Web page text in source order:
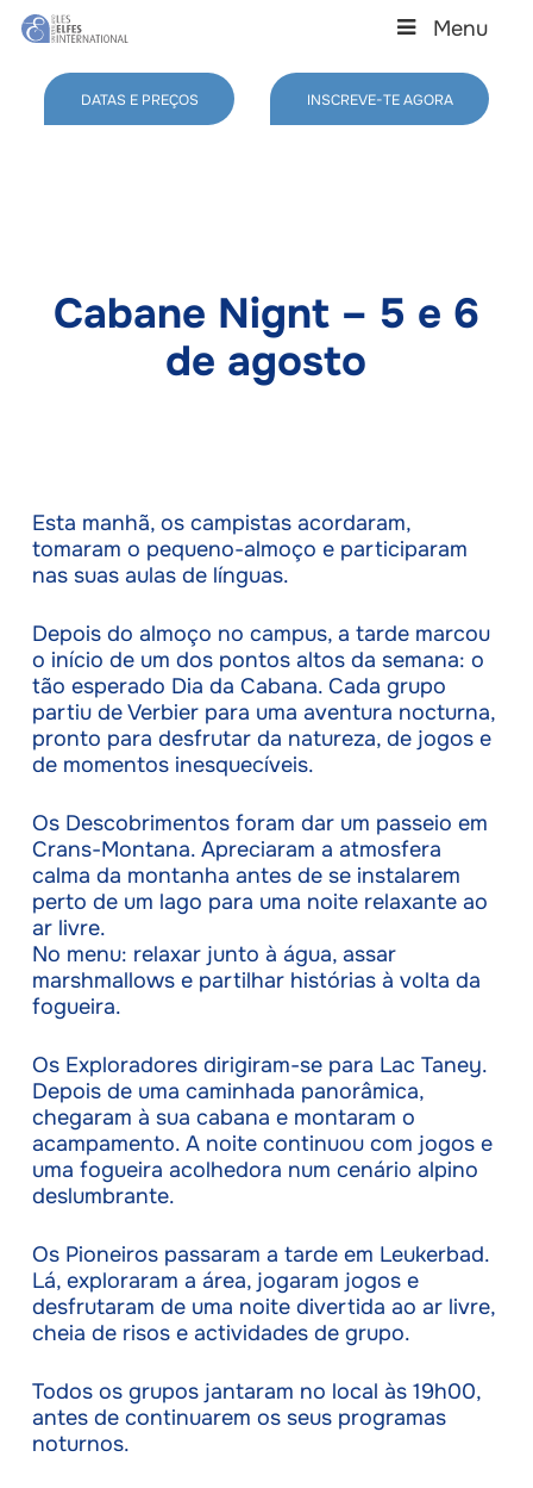
Skip
content
Menu
DATAS E PREÇOS INSCREVE-TE AGORA
Cabane Nignt – 5 e 6
de agosto
Esta manhã, os campistas acordaram,
tomaram o pequeno-almoço e participaram
nas suas aulas de línguas.
Depois do almoço no campus, a tarde marcou
o início de um dos pontos altos da semana: o
tão esperado Dia da Cabana. Cada grupo
partiu de Verbier para uma aventura nocturna,
pronto para desfrutar da natureza, de jogos e
de momentos inesquecíveis.
Os Descobrimentos foram dar um passeio em
Crans-Montana. Apreciaram a atmosfera
calma da montanha antes de se instalarem
perto de um lago para uma noite relaxante ao
ar livre.
No menu: relaxar junto à água, assar
marshmallows e partilhar histórias à volta da
fogueira.
Os Exploradores dirigiram-se para Lac Taney.
Depois de uma caminhada panorâmica,
chegaram à sua cabana e montaram o
acampamento. A noite continuou com jogos e
uma fogueira acolhedora num cenário alpino
deslumbrante.
Os Pioneiros passaram a tarde em Leukerbad.
Lá, exploraram a área, jogaram jogos e
desfrutaram de uma noite divertida ao ar livre,
cheia de risos e actividades de grupo.
Todos os grupos jantaram no local às 19h00,
antes de continuarem os seus programas
noturnos.
Close
Menu